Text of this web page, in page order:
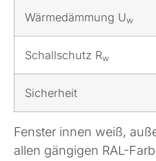
Wärmedämmung Uw
Schallschutz Rw
Sicherheit
Fenster innen weiß,
allen gängigen RAL-